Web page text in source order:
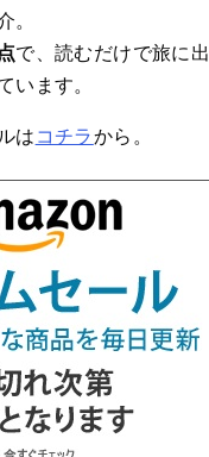
で、読むだけで旅に
います。
はコチラから。